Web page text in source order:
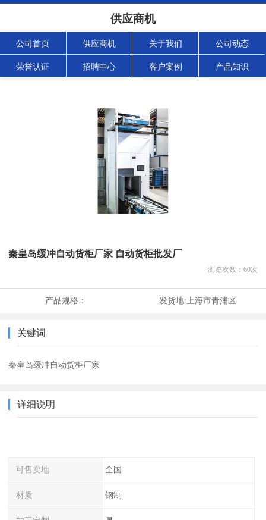
供应商机
公司首页 供应商机 关于我们 公司动态
荣誉认证 招聘中心 客户案例 产品知识
秦皇岛缓冲自动货柜厂家 自动货柜批发厂
浏览次数： 60次
产品规格： 发货地: 上海市青浦区
关键词
秦皇岛缓冲自动货柜厂家
详细说明
可售卖地 全国
材质 钢制